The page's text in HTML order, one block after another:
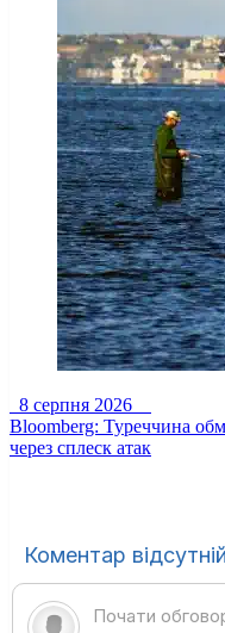
8 серпня 2026
Bloomberg: Туреччина
через сплеск атак